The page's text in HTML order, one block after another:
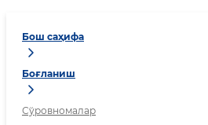
Бош саҳифа
Боғланиш
Сўровномалар